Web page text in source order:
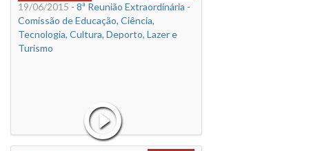
19/06/2015 - 8ª Reunião Extraordinária -
Comissão de Educação, Ciência,
Tecnologia, Cultura, Deporto, Lazer e
Turismo